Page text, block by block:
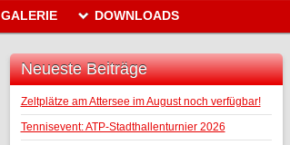
GALERIE DOWNLOADS
Neueste Beiträge
Zeltplätze am Attersee im August noch verfügbar!
Tennisevent: ATP-Stadthallenturnier 2026